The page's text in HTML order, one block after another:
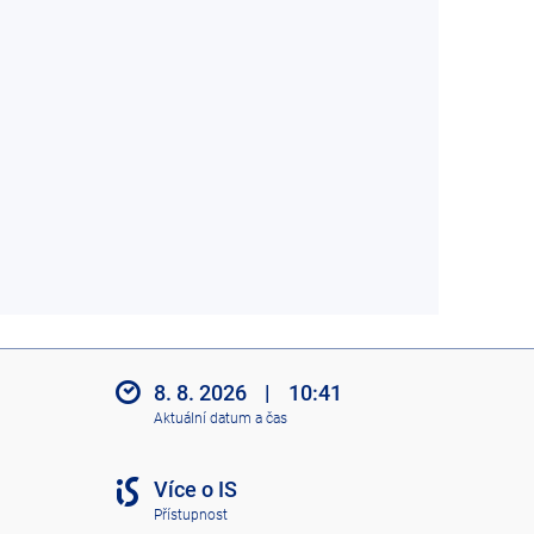
8. 8. 2026 | 10:41
Aktuální datum a čas
Více o IS
Přístupnost